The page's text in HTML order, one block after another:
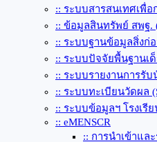
:: ระบบสารสนเทศเพื่อ
:: ข้อมูลสินทรัพย์ สพฐ.
:: ระบบฐานข้อมูลสิ่งก่อ
:: ระบบปัจจัยพื้นฐานเ
:: ระบบรายงานการรับ
:: ระบบทะเบียนวัดผล
:: ระบบข้อมูลฯ โรงเรี
:: eMENSCR
:: การนำเข้าแล